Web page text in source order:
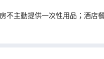
主動提供一次性用品；酒店